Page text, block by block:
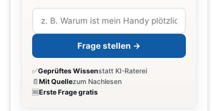
Frage stellen →
✅Geprüftes Wissenstatt KI-Raterei
📄Mit Quellezum Nachlesen
🆓Erste Frage gratis